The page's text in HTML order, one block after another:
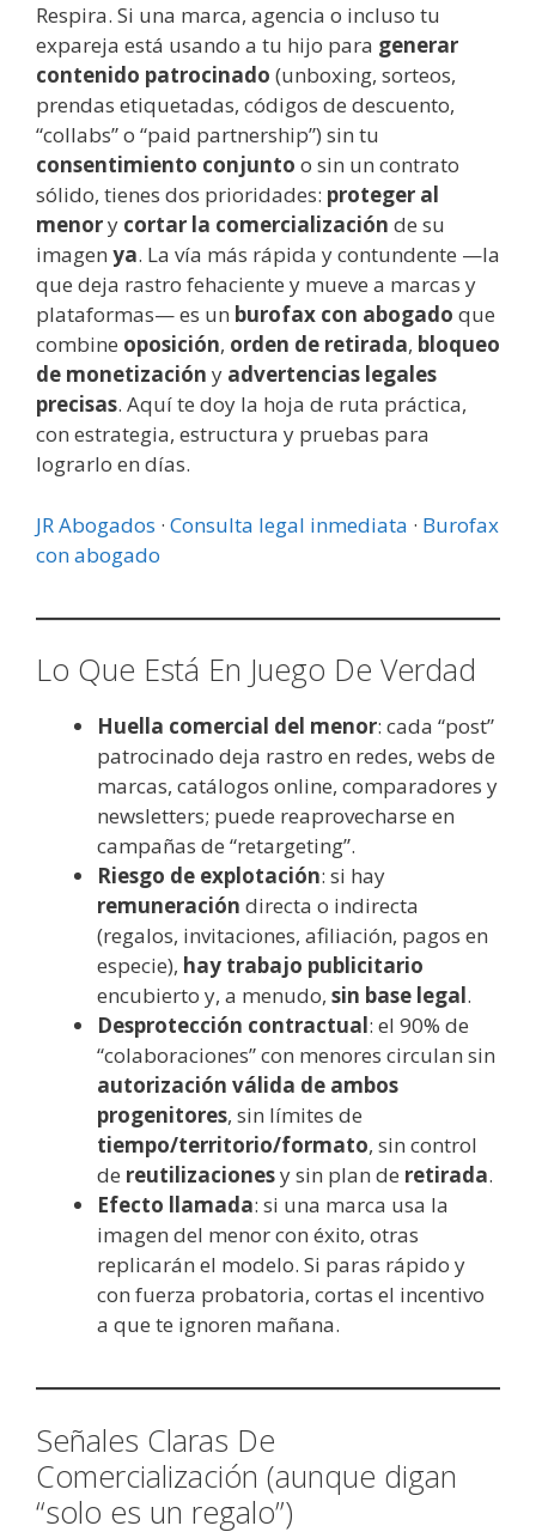
Respira. Si una marca, agencia o incluso tu
expareja está usando a tu hijo para generar
contenido patrocinado (unboxing, sorteos,
prendas etiquetadas, códigos de descuento,
“collabs” o “paid partnership”) sin tu
consentimiento conjunto o sin un contrato
sólido, tienes dos prioridades: proteger al
menory cortar la comercialización de su
imagen ya. La vía más rápida y contundente —la
que deja rastro fehaciente y mueve a marcas y
plataformas— es un burofax con abogado que
combine oposición, orden de retirada, bloqueo
de monetización y advertencias legales
precisas. Aquí te doy la hoja de ruta práctica,
con estrategia, estructura y pruebas para
lograrlo en días.
JR Abogados · Consulta legal inmediata · Burofax
con abogado
Lo Que Está En Juego De Verdad
Huella comercial del menor: cada “post”
patrocinado deja rastro en redes, webs de
marcas, catálogos online, comparadores y
newsletters; puede reaprovecharse en
campañas de “retargeting”.
Riesgo de explotación: si hay
remuneración directa o indirecta
(regalos, invitaciones, afiliación, pagos en
especie), hay trabajo publicitario
encubierto y, a menudo, sin base legal.
Desprotección contractual: el 90% de
“colaboraciones” con menores circulan sin
autorización válida de ambos
progenitores, sin límites de
tiempo/territorio/formato, sin control
de reutilizacionesy sin plan de retirada.
Efecto llamada: si una marca usa la
imagen del menor con éxito, otras
replicarán el modelo. Si paras rápido y
con fuerza probatoria, cortas el incentivo
a que te ignoren mañana.
Señales Claras De
Comercialización (aunque digan
“solo es un regalo”)